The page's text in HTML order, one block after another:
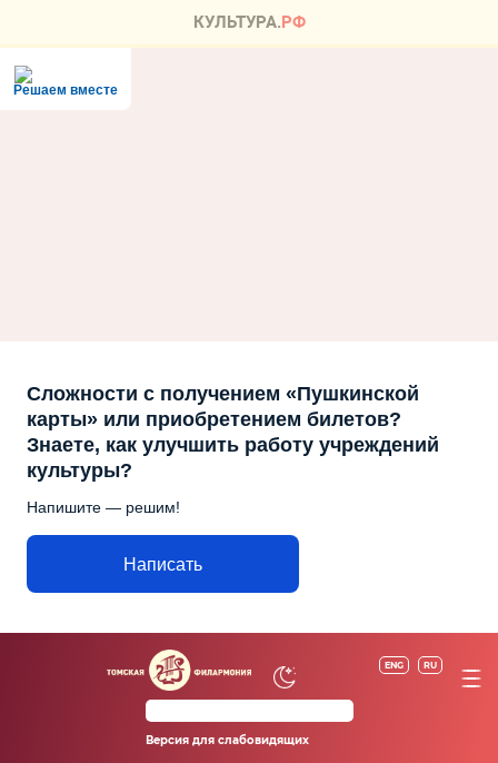
Решаем вместе
Сложности с получением «Пушкинской
карты» или приобретением билетов?
Знаете, как улучшить работу учреждений
культуры?
Напишите — решим!
Написать
ENG RU
Версия для слабовидящих